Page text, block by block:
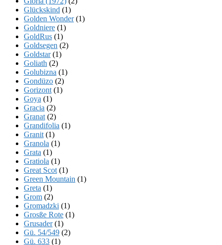
Glückskind (1)
Golden Wonder(1)
Goldniere (1)
GoldRus (1)
Goldsegen (2)
Goldstar(1)
Goliath (2)
Golubizna (1)
Gondüzo (2)
Gorizont (1)
Goya (1)
Gracia (2)
Granat (2)
Grandifolia (1)
Granit (1)
Granola (1)
Grata (1)
Gratiola (1)
Great Scot (1)
Green Mountain (1)
Greta (1)
Grom (2)
Gromadzki (1)
Grosße Rote (1)
Grusader(1)
Gü. 54/549 (2)
Gü. 633 (1)